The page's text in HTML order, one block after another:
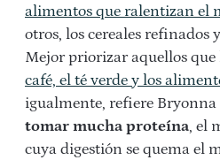
alimentos que ralentizan el
otros, los cereales refinados
Mejor priorizar aquellos que
café, el té verde y los
igualmente, refiere Bryonna
tomar mucha proteína, el
cuya digestión se quema el